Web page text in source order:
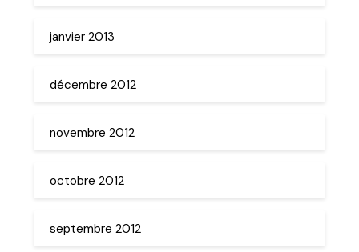
janvier 2013
décembre 2012
novembre 2012
octobre 2012
septembre 2012